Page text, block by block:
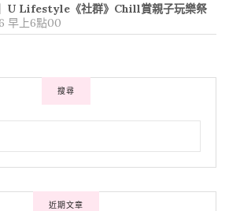
】U Lifestyle《社群》Chill賞親子玩樂祭
早上6點00
搜尋
近期文章